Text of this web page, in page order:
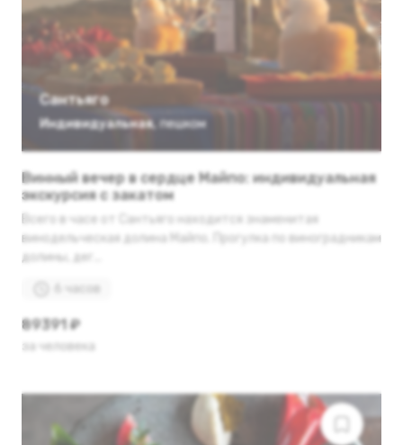
Сантьяго
Индивидуальная, пешком
Винный вечер в сердце Майпо: индивидуальная
экскурсия с закатом
Всего в часе от Сантьяго находится знаменитая
винодельческая долина Майпо. Прогулка по виноградникам
долины, дег...
6 часов
89391 ₽
за человека